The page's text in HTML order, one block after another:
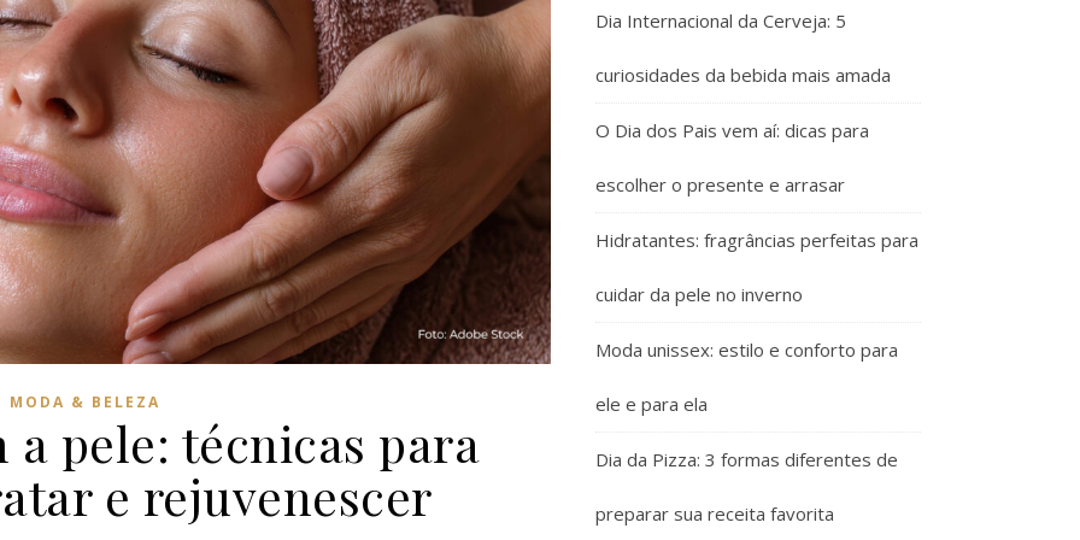
MODA & BELEZA
pele: técnicas para
e rejuvenescer
Dia Internacional da Cerveja: 5
curiosidades da bebida mais amada
O Dia dos Pais vem aí: dicas para
escolher o presente e arrasar
Hidratantes: fragrâncias perfeitas para
cuidar da pele no inverno
Moda unissex: estilo e conforto para
ele e para ela
Dia da Pizza: 3 formas diferentes de
preparar sua receita favorita